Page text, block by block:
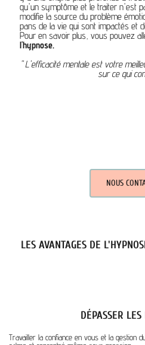
qu'un symptôme et le traiter n'est
modifie la source du problème
pans de la vie qui sont impactés et
Pour en savoir plus, vous pouvez
l'hypnose.
" L'efficacité mentale est votre
sur ce qui
NOUS
LES AVANTAGES DE
DÉPASSER LES
Travailler la confiance en vous et la gestion